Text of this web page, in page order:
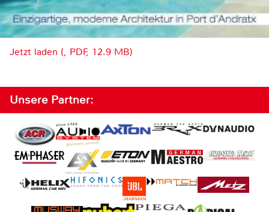
Jetzt laden (, PDF, 12.9 MB)
Unsere Partner: